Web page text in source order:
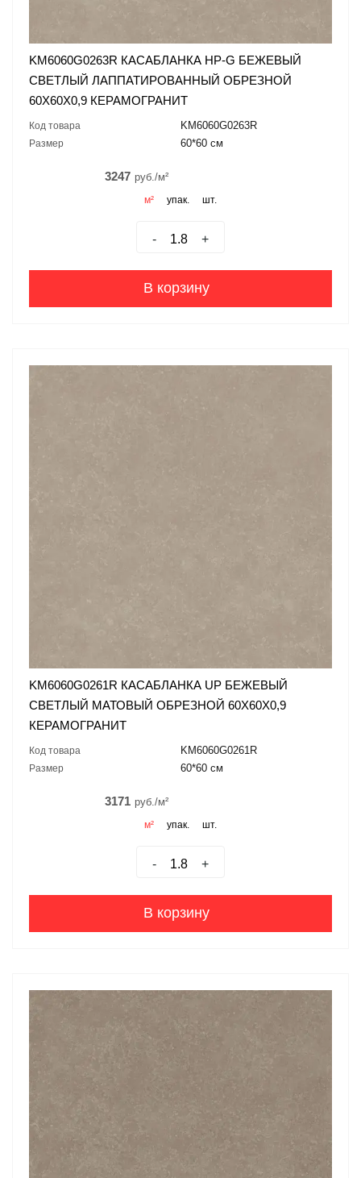
KM6060G0263R КАСАБЛАНКА HP-G БЕЖЕВЫЙ
СВЕТЛЫЙ ЛАППАТИРОВАННЫЙ ОБРЕЗНОЙ
60X60X0,9 КЕРАМОГРАНИТ
Код товара KM6060G0263R
Размер 60*60 см
3247 руб./м²
м² упак. шт.
- +
В корзину
KM6060G0261R КАСАБЛАНКА UP БЕЖЕВЫЙ
СВЕТЛЫЙ МАТОВЫЙ ОБРЕЗНОЙ 60X60X0,9
КЕРАМОГРАНИТ
Код товара KM6060G0261R
Размер 60*60 см
3171 руб./м²
м² упак. шт.
- +
В корзину